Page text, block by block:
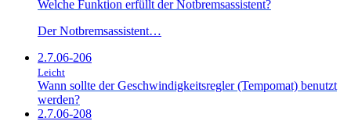
Welche Funktion erfüllt der Notbremsassistent?
Der Notbremsassistent…
2.7.06-206
Leicht
Wann sollte der Geschwindigkeitsregler (Tempomat) benutzt
werden?
2.7.06-208